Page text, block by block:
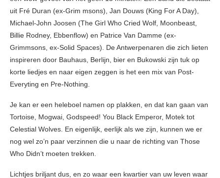
uit Fré Duran (ex-Grim msons), Jan Douws (King For A Day),
Michael-John Joosen (The Girl Who Cried Wolf, Moonbeast,
Billie Rodney, Ebbenflow) en Patrice Van Damme (ex-
Grimmsons, ex-Solid Spaces). De Antwerpenaren die zich lieten
inspireren door Bauhaus, Berlijn, bier en Bukowski zijn tuk op
korte liedjes en naar eigen zeggen is het een mix van Post-
Everyting en Pre-Nothing.
Je kan er een heleboel namen op plakken, en dat kan gaan van
Tortoise, Mogwai, Godspeed! You Black Emperor, Motek tot
Celestial Wolves. En eigenlijk, eerlijk als we zijn, kunnen we er
nog wel zo’n paar verzinnen die u naar de richting van Those
Who Didn’t moeten trekken.
Lichtjes briljant dus, en zo waar een kwartier van uw leven waar